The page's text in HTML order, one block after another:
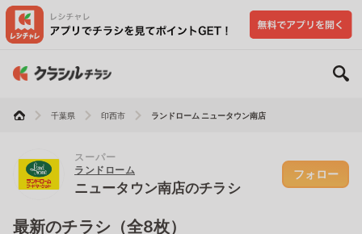
千葉県 印西市 ランドローム ニュータウン南店
スーパー
ランドローム
ニュータウン南店のチラシ
フォロー
最新のチラシ（全8枚）